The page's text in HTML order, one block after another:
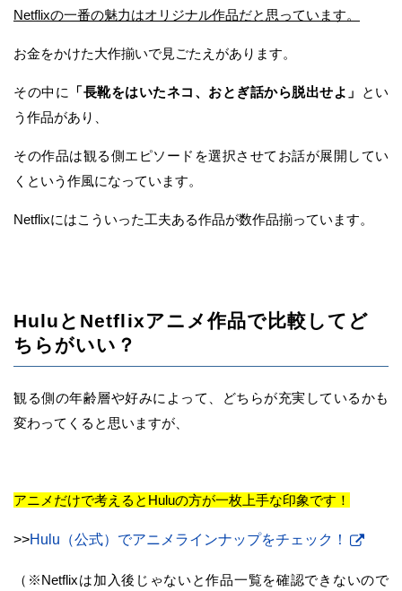
Netflixの一番の魅力はオリジナル作品だと思っています。
お金をかけた大作揃いで見ごたえがあります。
その中に 「長靴をはいたネコ、おとぎ話から脱出せよ」
とい
う作品があり、
その作品は観る側エピソードを選択させてお話が展開してい
くという作風になっています。
Netflixにはこういった工夫ある作品が数作品揃っています。
HuluとNetflixアニメ作品で比較してど
ちらがいい？
観る側の年齢層や好みによって、どちらが充実しているかも
変わってくると思いますが、
アニメだけで考えるとHuluの方が一枚上手な印象です！
>>Hulu（公式）でアニメラインナップをチェック！
（※Netflixは加入後じゃないと作品一覧を確認できないので